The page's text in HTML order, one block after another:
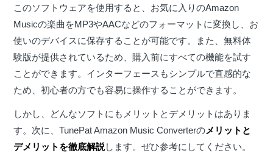
このソフトウェアを使用すると、お気に入りのAmazon
Musicの楽曲をMP3やAACなどのフォーマットに変換し、お
使いのデバイスに保存することが可能です。また、無料体
験版が提供されているため、購入前にすべての機能を試す
ことができます。インターフェースもシンプルで直感的な
ため、初心者の方でも容易に操作することができます。
しかし、どんなソフトにもメリットとデメリットはありま
す。次に、TunePat Amazon Music Converterのメリットと
デメリットを徹底解説します。ぜひ参考にしてください。